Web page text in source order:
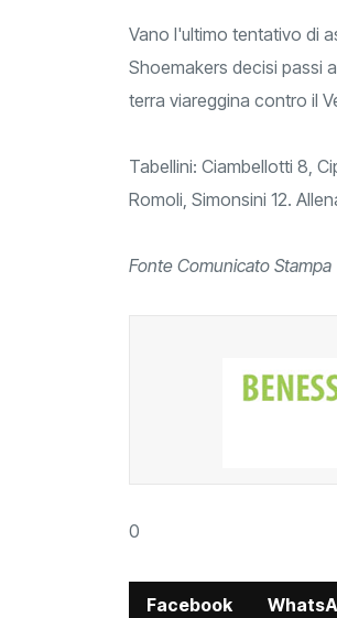
Vano l'ultimo tentativo di
Shoemakers decisi passi
terra viareggina contro il
Tabellini: Ciambellotti 8,
Romoli, Simonsini 12.
Fonte Comunicato Stampa
0
Facebook